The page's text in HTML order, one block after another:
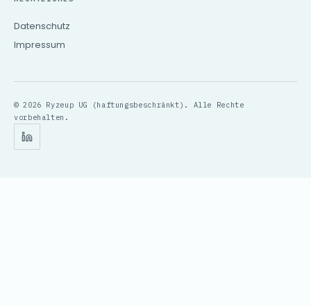
Datenschutz
Impressum
© 2026 Ryzeup UG (haftungsbeschränkt). Alle Rechte
vorbehalten.